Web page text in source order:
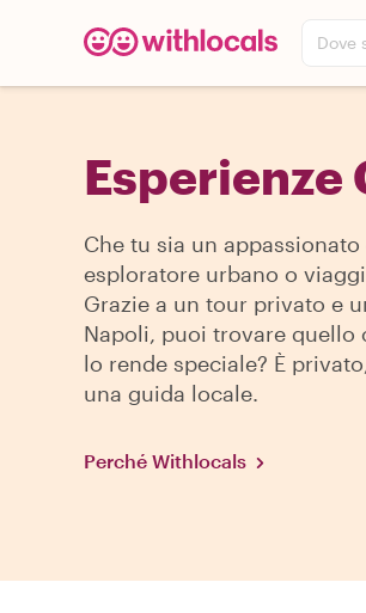
Dove
Esperienze
Che tu sia un
esploratore urbano o
Grazie a un tour privato e
Napoli, puoi trovare quello
lo rende speciale? È
una guida locale.
Perché Withlocals